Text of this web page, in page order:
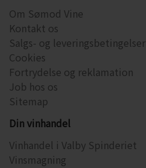
Om Sømod Vine
Kontakt os
Salgs- og leveringsbetingelser
Cookies
Fortrydelse og reklamation
Job hos os
Sitemap
Din vinhandel
Vinhandel i Valby Spinderiet
Vinsmagning